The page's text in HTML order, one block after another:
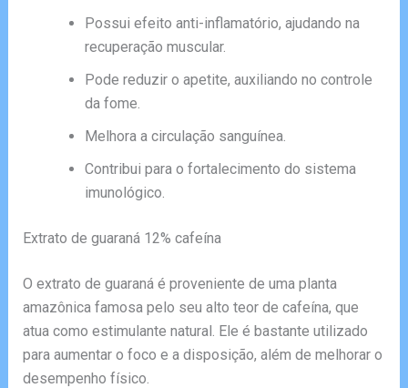
Possui efeito anti-inflamatório, ajudando na
recuperação muscular.
Pode reduzir o apetite, auxiliando no controle
da fome.
Melhora a circulação sanguínea.
Contribui para o fortalecimento do sistema
imunológico.
Extrato de guaraná 12% cafeína
O extrato de guaraná é proveniente de uma planta
amazônica famosa pelo seu alto teor de cafeína, que
atua como estimulante natural. Ele é bastante utilizado
para aumentar o foco e a disposição, além de melhorar o
desempenho físico.